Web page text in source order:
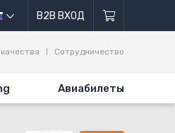
B2B ВХОД
Авиабилеты
Сотрудничество